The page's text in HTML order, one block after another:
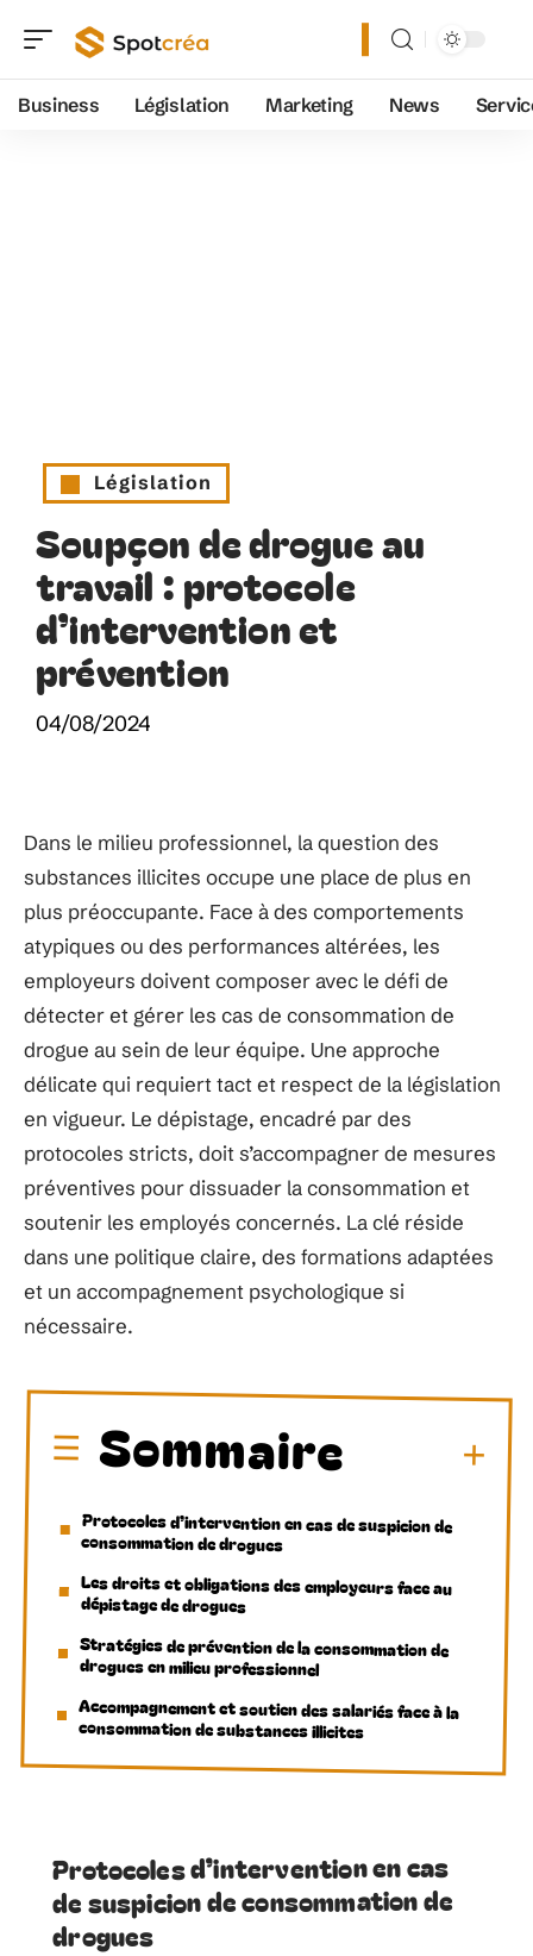
Business Législation Marketing News
Législation
Soupçon de drogue au
travail : protocole
d’intervention et
prévention
04/08/2024
Dans le milieu professionnel, la question des
substances illicites occupe une place de plus en
plus préoccupante. Face à des comportements
atypiques ou des performances altérées, les
employeurs doivent composer avec le défi de
détecter et gérer les cas de consommation de
drogue au sein de leur équipe. Une approche
délicate qui requiert tact et respect de la législation
en vigueur. Le dépistage, encadré par des
protocoles stricts, doit s’accompagner de mesures
préventives pour dissuader la consommation et
soutenir les employés concernés. La clé réside
dans une politique claire, des formations adaptées
et un accompagnement psychologique si
nécessaire.
Sommaire
Protocoles d’intervention en cas de suspicion de
consommation de drogues
Les droits et obligations des employeurs face au
dépistage de drogues
Stratégies de prévention de la consommation de
drogues en milieu professionnel
Accompagnement et soutien des salariés face à la
consommation de substances illicites
Protocoles d’intervention en cas
de suspicion de consommation de
drogues